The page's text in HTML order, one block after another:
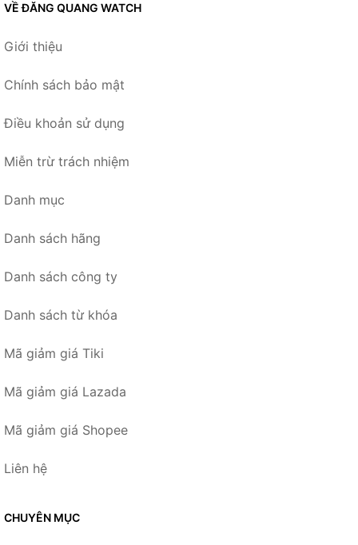
VỀ ĐĂNG QUANG WATCH
Giới thiệu
Chính sách bảo mật
Điều khoản sử dụng
Miễn trừ trách nhiệm
Danh mục
Danh sách hãng
Danh sách công ty
Danh sách từ khóa
Mã giảm giá Tiki
Mã giảm giá Lazada
Mã giảm giá Shopee
Liên hệ
CHUYÊN MỤC